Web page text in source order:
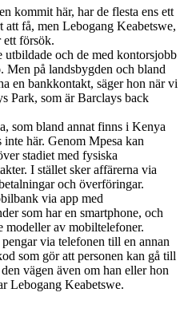
kommit här, har de flesta ens ett
få, men Lebogang Keabetswe,
ett försök.
utbildade och de med kontorsjobb
Men på landsbygden och bland
en bankkontakt, säger hon när vi
Park, som är Barclays back
som bland annat finns i Kenya
här. Genom Mpesa kan
stadiet med fysiska
I stället sker affärerna via
och överföringar.
via app med
som har en smartphone, och
modeller av mobiltelefoner.
via telefonen till en annan
som gör att personen kan gå till
vägen även om han eller hon
Lebogang Keabetswe.